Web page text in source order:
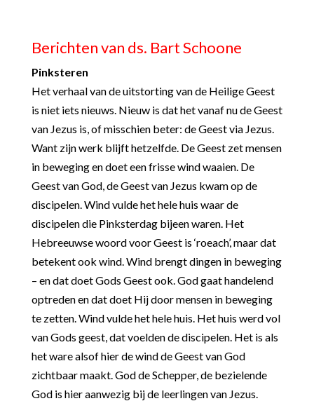
Berichten van ds. Bart Schoone
Pinksteren
Het verhaal van de uitstorting van de Heilige Geest
is niet iets nieuws. Nieuw is dat het vanaf nu de Geest
van Jezus is, of misschien beter: de Geest via Jezus.
Want zijn werk blijft hetzelfde. De Geest zet mensen
in beweging en doet een frisse wind waaien. De
Geest van God, de Geest van Jezus kwam op de
discipelen. Wind vulde het hele huis waar de
discipelen die Pinksterdag bijeen waren. Het
Hebreeuwse woord voor Geest is ‘roeach’, maar dat
betekent ook wind. Wind brengt dingen in beweging
– en dat doet Gods Geest ook. God gaat handelend
optreden en dat doet Hij door mensen in beweging
te zetten. Wind vulde het hele huis. Het huis werd vol
van Gods geest, dat voelden de discipelen. Het is als
het ware alsof hier de wind de Geest van God
zichtbaar maakt. God de Schepper, de bezielende
God is hier aanwezig bij de leerlingen van Jezus.